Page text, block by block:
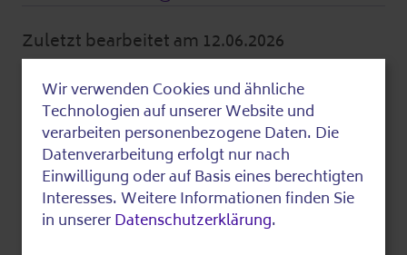
Zuletzt bearbeitet am 12.06.2026
Fundstück teilen
Use
of
personal
data
and
Wir verwenden Cookies und ähnliche
Technologien auf unserer Website und
verarbeiten personenbezogene Daten. Die
Datenverarbeitung erfolgt nur nach
Einwilligung oder auf Basis eines berechtigten
Interesses. Weitere Informationen finden Sie
in unsererDatenschutzerklärung.